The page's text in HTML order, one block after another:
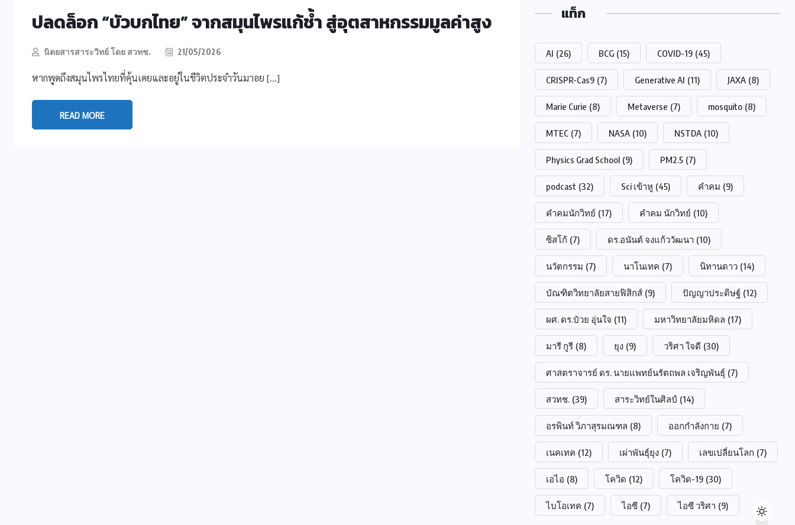
ปลดล็อก “บัวบกไทย” จากสมุนไพรแก้ช้ำ สู่อุตสาหกรรมมูลค่าสูง
นิตยสารสาระวิทย์ โดย สวทช. 21/05/2026
หากพูดถึงสมุนไพรไทยที่คุ้นเคยและอยู่ในชีวิตประจำวันมาอย […]
READ MORE
แท็ก
AI (26) BCG (15) COVID-19 (45)
CRISPR-Cas9 (7) Generative AI (11) JAXA (8)
Marie Curie (8) Metaverse (7) mosquito (8)
MTEC (7) NASA (10) NSTDA (10)
Physics Grad School (9) PM2.5 (7)
podcast (32) Sci เข้าหู (45) คำคม (9)
คำคมนักวิทย์ (17) คำคม นักวิทย์ (10)
ซิสโก้ (7) ดร.อนันต์ จงแก้ววัฒนา (10)
นวัตกรรม (7) นาโนเทค (7) นิทานดาว (14)
บัณฑิตวิทยาลัยสายฟิสิกส์ (9) ปัญญาประดิษฐ์ (12)
ผศ. ดร.ป๋วย อุ่นใจ (11) มหาวิทยาลัยมหิดล (17)
มารี กูรี (8) ยุง (9) วริศา ใจดี (30)
ศาสตราจารย์ ดร. นายแพทย์นรัตถพล เจริญพันธุ์ (7)
สวทช. (39) สาระวิทย์ในศิลป์ (14)
อรพินท์ วิภาสุรมณฑล (8) ออกกำลังกาย (7)
เนคเทค (12) เผ่าพันธุ์ยุง (7) เลขเปลี่ยนโลก (7)
เอไอ (8) โควิด (12) โควิด-19 (30)
ไบโอเทค (7) ไอซี (7) ไอซี วริศา (9)